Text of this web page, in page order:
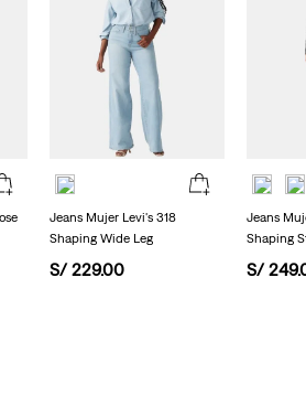
Jeans Mujer Levi's 318
Shaping Wide Leg
S/ 229.00
Jeans
Shaping
S/ 249.